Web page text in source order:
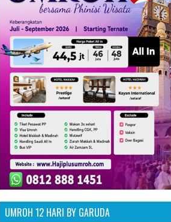
UMROH 12 HARI BY GARUDA